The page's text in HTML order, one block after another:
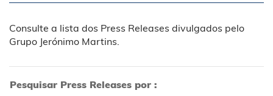
Consulte a lista dos Press Releases divulgados pelo
Grupo Jerónimo Martins.
Pesquisar Press Releases por :